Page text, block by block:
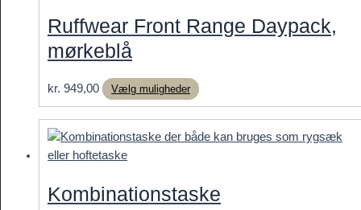
Ruffwear Front Range Daypack,
mørkeblå
kr. 949,00 Vælg muligheder
Dette
vare
flere
kan
Kombinationstaske